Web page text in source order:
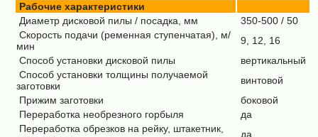
Рабочие характеристики
Диаметр дисковой пилы / посадка, мм
350-500 / 50
Скорость подачи (ременная ступенчатая), м/
мин
9, 12, 16
Способ установки дисковой пилы
вертикальный
Способ установки толщины получаемой
заготовки
винтовой
Прижим заготовки
боковой
Переработка необрезного горбыля
да
Переработка обрезков на рейку, штакетник,
да